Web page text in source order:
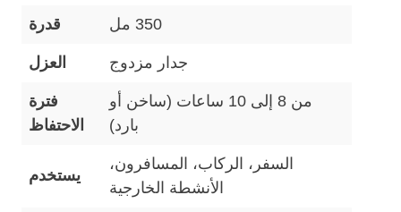
قدرة 350 مل
العزل جدار مزدوج
فترة
الاحتفاظ
من 8 إلى 10 ساعات (ساخن أو
بارد)
يستخدم
السفر، الركاب، المسافرون،
الأنشطة الخارجية